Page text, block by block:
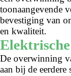
toonaangevende
bevestiging van
en kwaliteit.
Elektrische
De overwinning
aan bij de